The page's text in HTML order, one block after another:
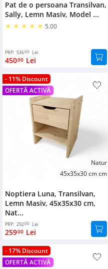
Pat de o persoana Transilvan,
Sally, Lemn Masiv, Model ...
5.00
PRP: 53600 Lei
45000 Lei
- 11% Discount
OFERTĂ ACTIVĂ
Natur
45x35x30 cm cm
Noptiera Luna, Transilvan,
Lemn Masiv, 45x35x30 cm,
Nat...
PRP: 29200 Lei
25900 Lei
- 17% Discount
OFERTĂ ACTIVĂ
Patuturi
pentru
bebelusi
de
depozitare
depozitare
sub
pat
Suport
pantofi
Mobilier
gradina
Birouri
Dulapuri
Bufet
Biblioteca
textile
Oglinzi
Accesorii
mobilier
Accesorii
pat
Accesorii
fitness
Cuiere